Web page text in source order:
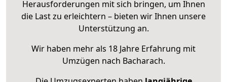
Herausforderungen mit sich bringen, um Ihnen
die Last zu erleichtern – bieten wir Ihnen unsere
Unterstützung an.
Wir haben mehr als 18 Jahre Erfahrung mit
Umzügen nach Bacharach.